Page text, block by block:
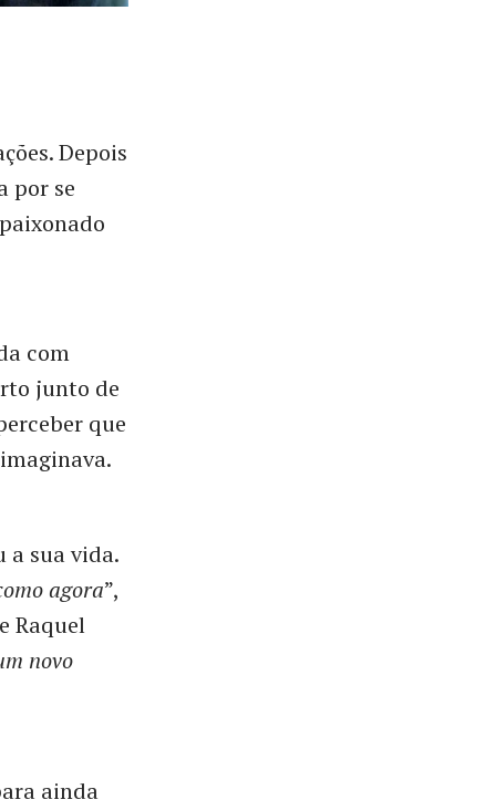
Depois
por se
com
junto de
que
a sua vida.
agora”,
Raquel
novo
ainda